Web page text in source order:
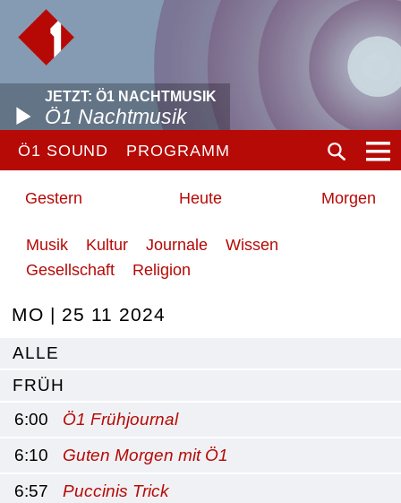
JETZT: Ö1 NACHTMUSIK
Ö1 Nachtmusik
Ö1 SOUND PROGRAMM
Gestern Heute Morgen
Musik Kultur Journale
Wissen
Gesellschaft
Religion
MO | 25 11 2024
ALLE
FRÜH
6:00
Ö1 Frühjournal
6:10
Guten Morgen mit Ö1
6:57
Puccinis Trick